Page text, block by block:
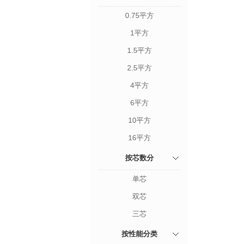
0.75平方
1平方
1.5平方
2.5平方
4平方
6平方
10平方
16平方
按芯数分
单芯
双芯
三芯
按性能分类